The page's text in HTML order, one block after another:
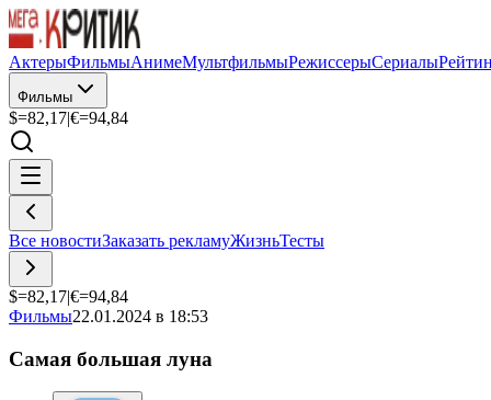
АктерыФильмыАнимеМультфильмыРежиссерыСериалы
Фильмы
$=82,17|€=94,84
Все новостиЗаказать рекламуЖизньТесты
$=82,17|€=94,84
Фильмы22.01.2024 в 18:53
Самая большая луна